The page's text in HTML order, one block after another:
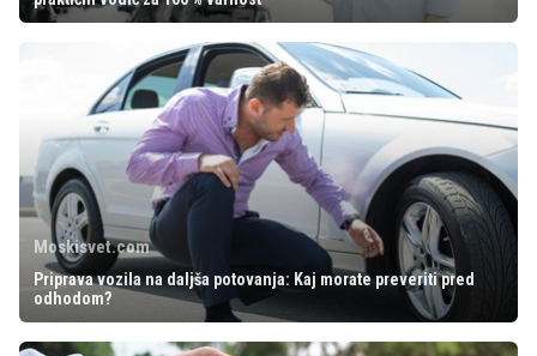
Moskisvet.com
Priprava vozila na daljša potovanja: Kaj morate preveriti pred
odhodom?